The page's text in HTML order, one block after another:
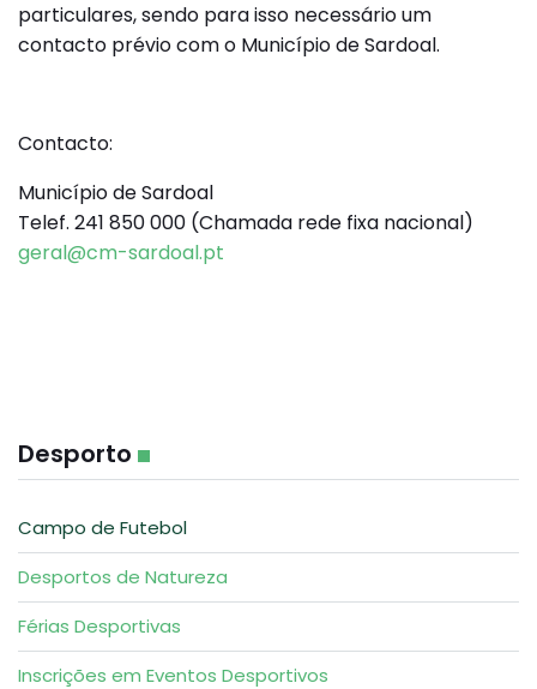
Desporto
Campo de Futebol
Desportos de Natureza
Férias Desportivas
Inscrições em Eventos Desportivos
particulares, sendo para isso necessário um
contacto prévio com o Município de Sardoal.
Contacto:
Município de Sardoal
Telef. 241 850 000 (Chamada rede fixa nacional)
geral@cm-sardoal.pt